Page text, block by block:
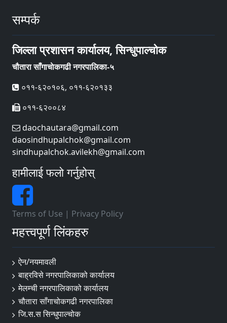
सम्पर्क
जिल्ला प्रशासन कार्यालय, सिन्धुपाल्चोक
चौतारा साँगाचाेकगढी नगरपालिका-५
०११-६२०१०६, ०११-६२०१३३
०११-६२००८४
daochautara@gmail.com
daosindhupalchok@gmail.com
sindhupalchok.avilekh@gmail.com
हामीलाई फलो गर्नुहोस्
Terms of Use | Privacy Policy
महत्त्वपूर्ण लिंकहरु
ऐन/नयमावली
बाह्रविसे नगरपालिकाको कार्यालय
मेलम्ची नगरपालिकाको कार्यालय
चौतारा साँगाचोकगढी नगरपालिका
जि.स.स सिन्धुपाल्चोक